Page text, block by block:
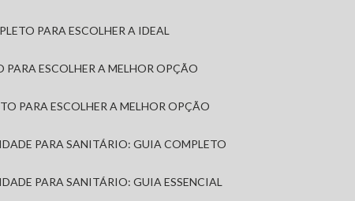
PARA ESCOLHER A IDEAL
PARA ESCOLHER A MELHOR OPÇÃO
PARA ESCOLHER A MELHOR OPÇÃO
PARA SANITÁRIO: GUIA COMPLETO
PARA SANITÁRIO: GUIA ESSENCIAL